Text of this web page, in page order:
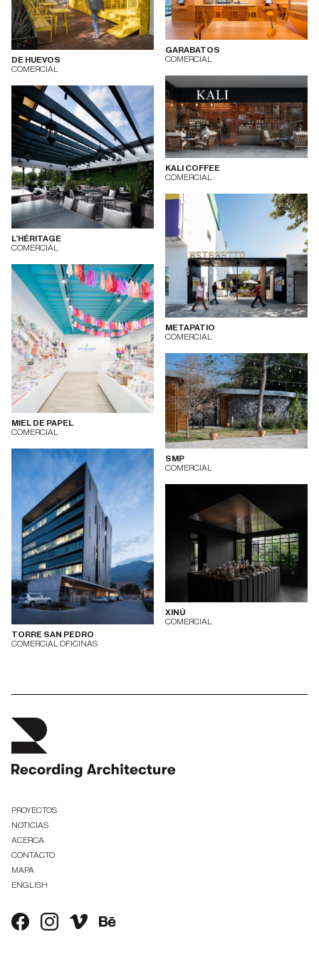
DE HUEVOS
COMERCIAL
GARABATOS
COMERCIAL
KALI COFFEE
COMERCIAL
L’HÉRITAGE
COMERCIAL
METAPATIO
COMERCIAL
MIEL DE PAPEL
COMERCIAL
SMP
COMERCIAL
TORRE SAN PEDRO
COMERCIAL OFICINAS
XINÚ
COMERCIAL
PROYECTOS
NOTICIAS
ACERCA
CONTACTO
MAPA
ENGLISH